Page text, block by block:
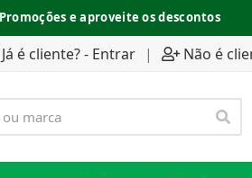
e aproveite os descontos
Já é cliente? - Entrar | Não é